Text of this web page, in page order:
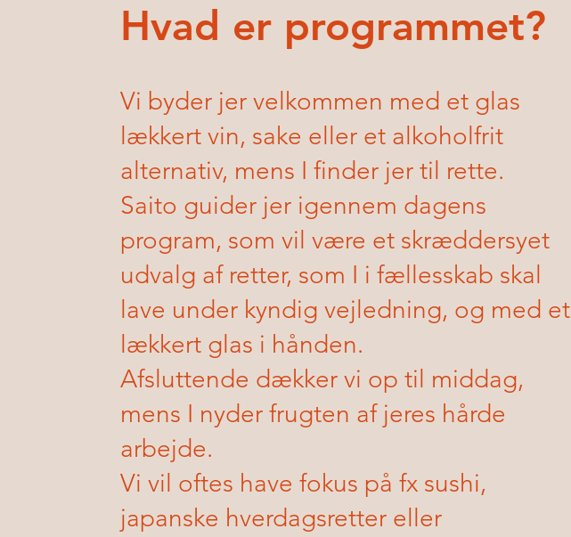
Hvad er programmet?
Vi byder jer velkommen med et glas
lækkert vin, sake eller et alkoholfrit
alternativ, mens I finder jer til rette.
Saito guider jer igennem dagens
program, som vil være et skræddersyet
udvalg af retter, som I i fællesskab skal
lave under kyndig vejledning, og med et
lækkert glas i hånden.
Afsluttende dækker vi op til middag,
mens I nyder frugten af jeres hårde
arbejde.
Vi vil oftes have fokus på fx sushi,
japanske hverdagsretter eller